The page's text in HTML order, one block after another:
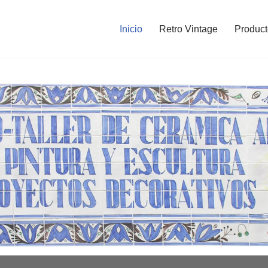
Inicio Retro Vintage